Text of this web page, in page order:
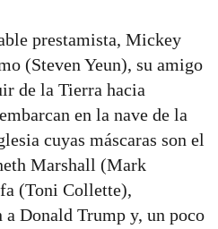
prestamista, Mickey
(Steven Yeun), su amigo
de la Tierra hacia
en la nave de la
cuyas máscaras son el
Marshall (Mark
(Toni Collette),
a Donald Trump y, un poco